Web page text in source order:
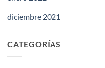
diciembre 2021
CATEGORÍAS